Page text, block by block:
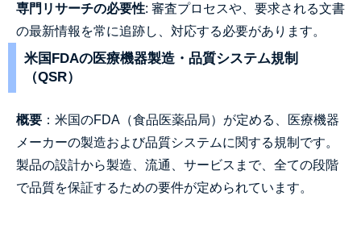
専門リサーチの必要性: 審査プロセスや、要求される文書
の最新情報を常に追跡し、対応する必要があります。
米国FDAの医療機器製造・品質システム規制
（QSR）
概要 ：米国のFDA（食品医薬品局）が定める、医療機器
メーカーの製造および品質システムに関する規制です。
製品の設計から製造、流通、サービスまで、全ての段階
で品質を保証するための要件が定められています。